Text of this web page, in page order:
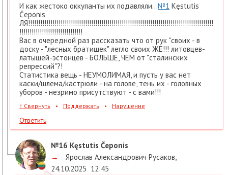
И как жестоко оккупанты их подавляли...№1 Kęstutis
Čeponis
ЛЯ!!!!!!!!!!!!!!!!!!!!!!!!!!!!!!!!!!!!!!!!!!!!!!!!!!!!!!!!!!!!!!!!!!!!!!!!!!!!!!!!!!!!!!!!!!!
!!!!!!!!!!!!!!!!!!!!!!!!!!!!!!!
Вас в очередной раз рассказать что от рук "своих - в
доску - "лесных братишек" легло своих ЖЕ!!! литовцев-
латышей-эстонцев - БОЛЬШЕ, ЧЕМ от "сталинских
репрессий"?!
Статистика вещь - НЕУМОЛИМАЯ, и пусть у вас нет
каски/шлема/кастрюли - на голове, тень их - головных
уборов - незримо присутствуют - с вами!!!
↑ Свернуть • Поддержать • Нарушение
Ответить
№16 Kęstutis Čeponis
→
Ярослав Александрович Русаков,
24.10.2025 12:45